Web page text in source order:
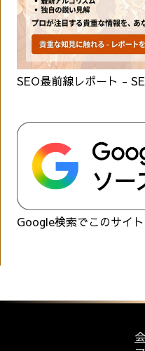
SEO最前線レポート -
Google検索でこのサイ